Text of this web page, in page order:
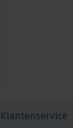
Klantenservice